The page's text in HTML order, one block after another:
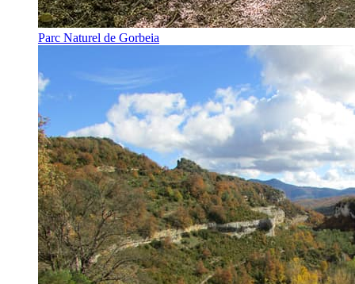
Parc Naturel de Gorbeia